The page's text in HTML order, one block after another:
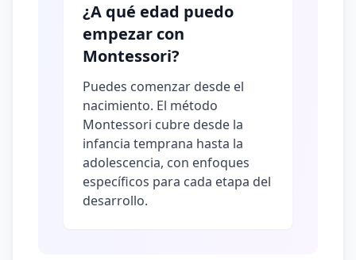
¿A qué edad puedo
empezar con
Montessori?
Puedes comenzar desde el
nacimiento. El método
Montessori cubre desde la
infancia temprana hasta la
adolescencia, con enfoques
específicos para cada etapa del
desarrollo.